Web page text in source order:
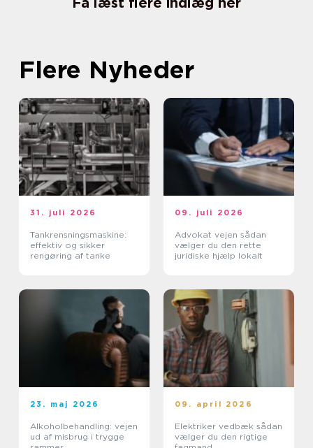
Flere Nyheder
31. juli 2026
Tankrensningsmaskine:
effektiv og sikker
rengøring af tanke
09. juli 2026
Advokat vejen sådan
vælger du den rette
juridiske hjælp lokalt
23. maj 2026
Alkoholbehandling: vejen
ud af misbrug i trygge
09. april 2026
Elektriker vedbæk sådan
vælger du den rigtige